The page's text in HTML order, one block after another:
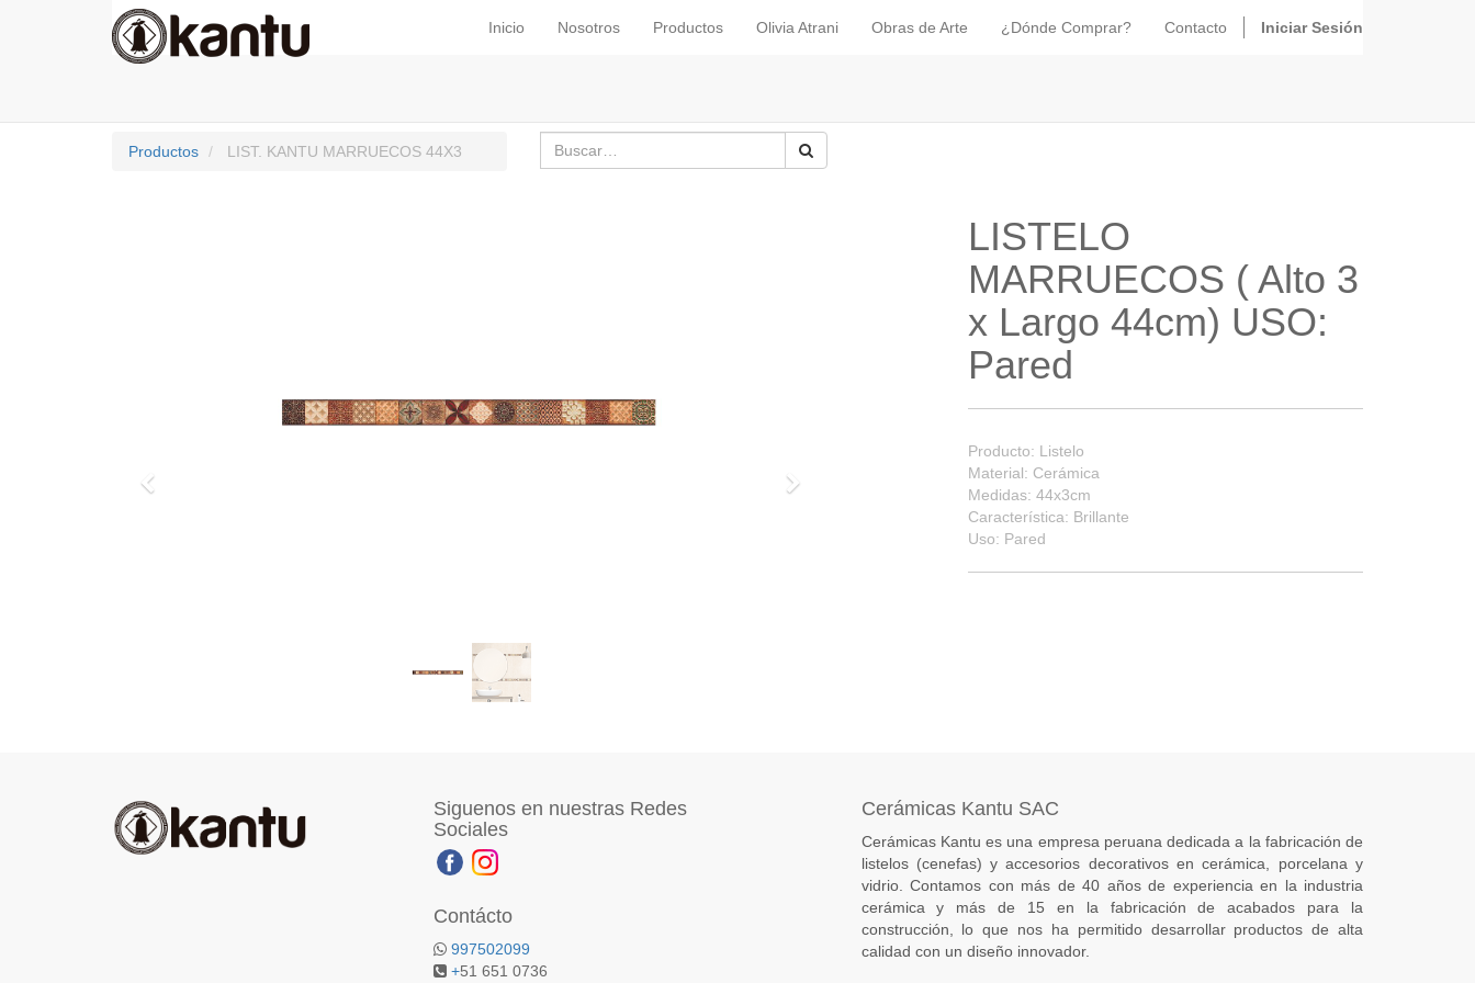
Inicio Nosotros Productos Olivia Atrani Obras de Arte ¿Dónde Comprar? Contacto Iniciar Sesión
Productos LIST. KANTU MARRUECOS 44X3
Siguiente
LISTELO
MARRUECOS ( Alto 3
x Largo 44cm) USO:
Pared
Producto: Listelo
Material: Cerámica
Medidas: 44x3cm
Característica: Brillante
Uso: Pared
Siguenos en nuestras Redes
Sociales
Contácto
997502099
+51 651 0736
Cerámicas Kantu SAC
Cerámicas Kantu es una empresa peruana dedicada a la fabricación de
listelos (cenefas) y accesorios decorativos en cerámica, porcelana y
vidrio. Contamos con más de 40 años de experiencia en la industria
cerámica y más de 15 en la fabricación de acabados para la
construcción, lo que nos ha permitido desarrollar productos de alta
calidad con un diseño innovador.